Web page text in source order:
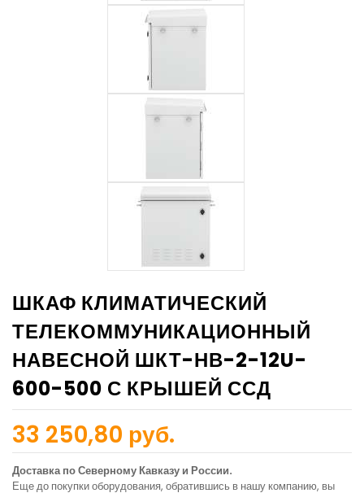
ШКАФ КЛИМАТИЧЕСКИЙ
ТЕЛЕКОММУНИКАЦИОННЫЙ
НАВЕСНОЙ ШКТ-НВ-2-12U-
600-500 С КРЫШЕЙ ССД
33 250,80 руб.
Доставка по Северному Кавказу и России.
Еще до покупки оборудования, обратившись в нашу компанию, вы